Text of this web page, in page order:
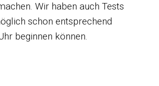
Wir haben auch Tests
schon entsprechend
beginnen können.